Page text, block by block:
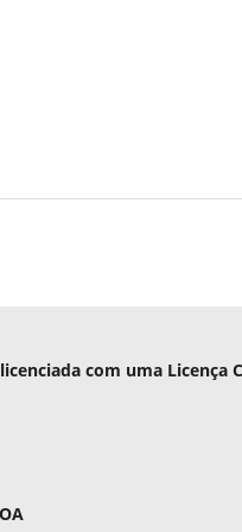
com uma